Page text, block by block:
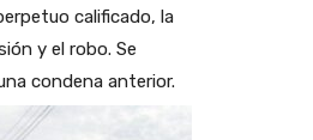
calificado, la
y el robo. Se
condena anterior.